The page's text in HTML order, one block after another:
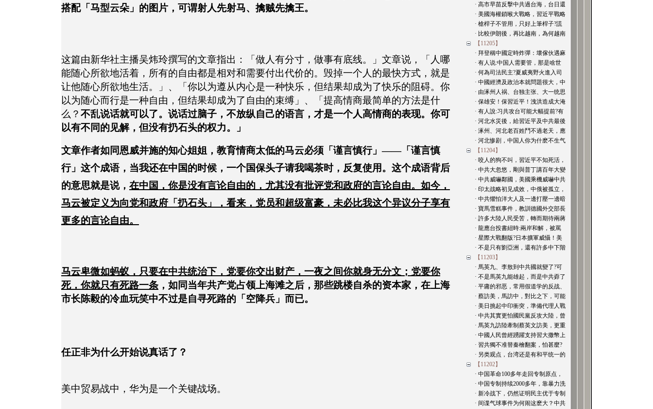
搭配「马型云朵」的图片，可谓射人先射马、擒贼先擒王。
这篇由新华社主播吴炜玲撰写的文章指出：「做人有分寸，做事有底线。」文章说，「人哪
能随心所欲地活着，所有的自由都是相对和需要付出代价的。毁掉一个人的最快方式，就是
让他随心所欲地生活。」、「你以为遵从内心是一种快乐，但结果却成为了快乐的阻碍。你
以为随心而行是一种自由，但结果却成为了自由的束缚」、「提高情商最简单的方法是什
么？ 不乱说话就可以了。说话过脑子，不放纵自己的语言，才是一个人高情商的表现。你可
以有不同的见解，但没有扔石头的权力。」
文章作者如同恩威并施的知心姐姐，教育情商太低的马云必须「谨言慎行」——「谨言慎
行」这个成语，当我还在中国的时候，一个国保头子请我喝茶时，反复使用。这个成语背后
的意思就是说， 在中国，你是没有言论自由的，尤其没有批评党和政府的言论自由。如今，
马云被定义为向党和政府「扔石头」，看来，党员和超级富豪，未必比我这个异议分子享有
更多的言论自由。
马云卑微如蚂蚁，只要在中共统治下，党要你交出财产，一夜之间你就身无分文；党要你
死，你就只有死路一条 ，如同当年共产党占领上海滩之后，那些跳楼自杀的资本家，在上海
市长陈毅的冷血玩笑中不过是自寻死路的「空降兵」而已。
任正非为什么开始说真话了？
美中贸易战中，华为是一个关键战场。
· 高市早苗反擊中共過台海，台日還
· 美國海權鎖喉大戰略，習近平戰略
· 槍桿子不管用，只好上筆桿子?謊
· 比較伊朗後，再比越南，為何越南
【11205】
· 拜登稱中國定時炸彈：壞傢伙遇麻
· 有人说:中国人需要管，那是啥世
· 何為司法民主?夏威夷野火進入司
· 中國經濟及政治本就問題很大，中
· 由涿州人祸、台独主张、大一统思
· 保雄安！保習近平！洩洪造成大淹
· 有人說:习共攻台可能大幅提前?有
· 河北水災後，給習近平及中共最後
· 涿州、河北老百姓鬥不過老天，應
· 河北惨剧，中国人你为什麽不生气
【11204】
· 咬人的狗不叫，習近平不知死活，
· 中共大忽悠，剛與普丁講百年大變
· 中共威嚇鄰國，美國乘機威嚇中共
· 印太战略初见成效，中俄被孤立，
· 中共懼怕洋大人及一邊打壓一邊暗
· 寶馬雪糕事件，教訓德國外交部長
· 許多大陸人民受苦，轉而期待兩蔣
· 龍應台投書紐時:兩岸和解，被罵
· 星際大戰翻版?日本擴軍威懾！美
· 不是只有劉亞洲，還有許多中下階
【11203】
· 馬英九、李敖到中共國就變了?可
· 不是馬英九能雄起，而是中共孬了
· 平庸的邪恶，常用假道学的反战、
· 蔡訪美，馬訪中，對比之下，可能
· 美日挑起中印衝突，準備代理人戰
· 中共其實更怕國民黨反攻大陸，曾
· 馬英九訪陸牽制蔡英文訪美，更重
· 中國人民曾經踴躍支持習大撒幣上
· 習共獨不准替秦檜翻案，怕甚麼?
· 另类观点，台湾还是有和平统一的
【11202】
· 中国革命100多年走回专制原点，
· 中国专制持续2000多年，靠暴力洗
· 新冷战下，仍然证明民主优于专制
· 间谍气球事件为何闹这麽大？中共